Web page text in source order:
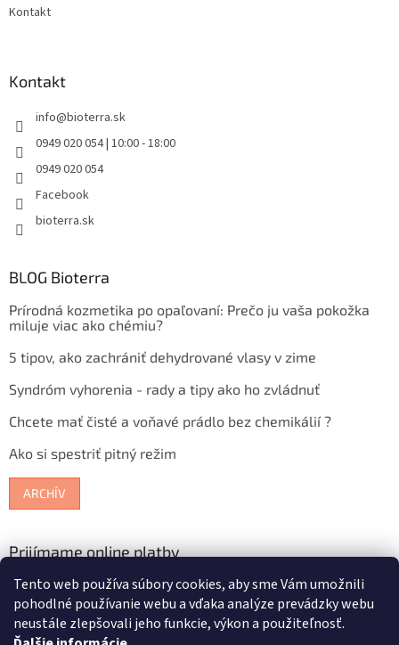
Tento web používa súbory cookies, aby sme Vám umožnili
pohodlné používanie webu a vďaka analýze prevádzky webu
neustále zlepšovali jeho funkcie, výkon a použiteľnosť.
Kontakt
Kontakt
info@bioterra.sk
0949 020 054 | 10:00 - 18:00
0949 020 054
Facebook
bioterra.sk
BLOG Bioterra
Prírodná kozmetika po opaľovaní: Prečo ju vaša pokožka
miluje viac ako chémiu?
5 tipov, ako zachrániť dehydrované vlasy v zime
Syndróm vyhorenia - rady a tipy ako ho zvládnuť
Chcete mať čisté a voňavé prádlo bez chemikálií ?
Ako si spestriť pitný režim
ARCHÍV
Prijímame online platby